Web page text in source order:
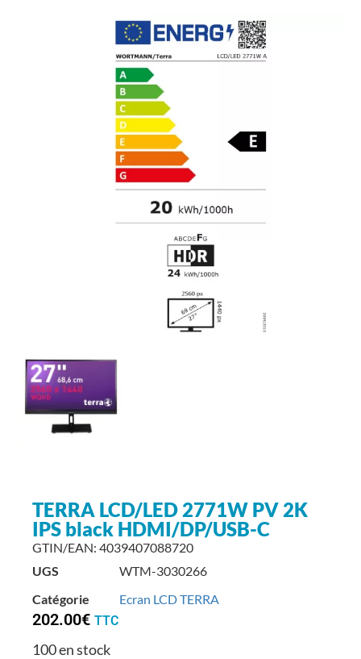
TERRA LCD/LED 2771W PV 2K
IPS black HDMI/DP/USB-C
GTIN/EAN: 4039407088720
UGS
WTM-3030266
Catégorie
Ecran LCD TERRA
202.00€ TTC
100 en stock